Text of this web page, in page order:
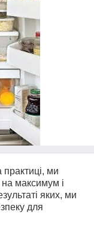
практиці, ми
максимум і
яких, ми
для